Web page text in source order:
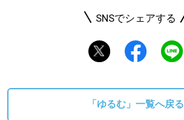
SNSでシェアする
「ゆるむ」一覧へ戻る